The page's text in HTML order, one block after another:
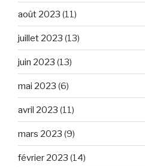
août 2023 (11)
juillet 2023 (13)
juin 2023 (13)
mai 2023 (6)
avril 2023 (11)
mars 2023 (9)
février 2023 (14)